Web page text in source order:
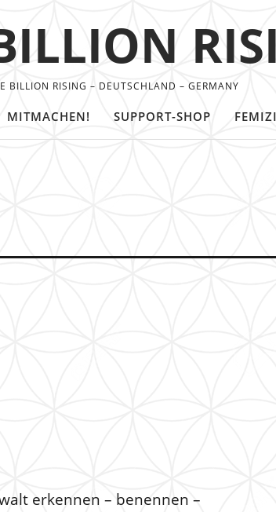
BILLION RISING – DEUTSCHLAND – GERMANY
MITMACHEN! SUPPORT-SHOP
erkennen – benennen –